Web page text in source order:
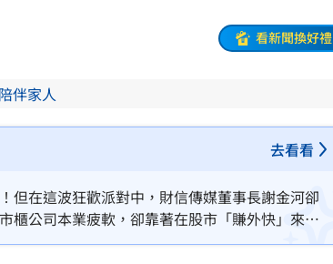
看新聞換好禮
伴家人
去看看
但在這波狂歡派對中，財信傳媒董事長謝金河卻
櫃公司本業疲軟，卻靠著在股市「賺外快」來美
表本業具備競爭力，投資人要多注意！